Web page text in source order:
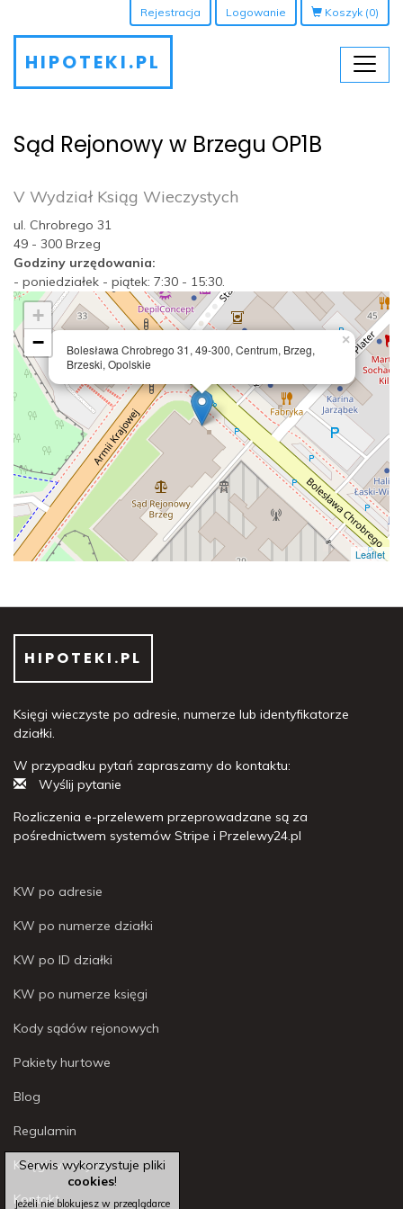
Rejestracja Logowanie Koszyk (0)
HIPOTEKI.PL
Sąd Rejonowy w Brzegu OP1B
V Wydział Ksiąg Wieczystych
ul. Chrobrego 31
49 - 300 Brzeg
Godziny urzędowania:
- poniedziałek - piątek: 7:30 - 15:30.
Bolesława Chrobrego 31, 49-300, Centrum, Brzeg,
Brzeski, Opolskie
×
+
−
Leaflet
HIPOTEKI.PL
Księgi wieczyste po adresie, numerze lub identyfikatorze
działki.
W przypadku pytań zapraszamy do kontaktu:
Wyślij pytanie
Rozliczenia e-przelewem przeprowadzane są za
pośrednictwem systemów Stripe i Przelewy24.pl
KW po adresie
KW po numerze działki
KW po ID działki
KW po numerze księgi
Kody sądów rejonowych
Pakiety hurtowe
Blog
Regulamin
Księgi wieczyste
Kontakt
Serwis wykorzystuje pliki
cookies!
Jeżeli nie blokujesz w przeglądarce